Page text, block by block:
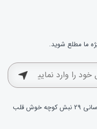
ما مطلع شوید.
مشهد-خیابان آخوند خراسانی-آخوندخراسانی 29 نبش کوچه خوش قلب